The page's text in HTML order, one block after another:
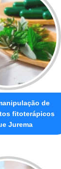
de
fitoterápicos
Jurema